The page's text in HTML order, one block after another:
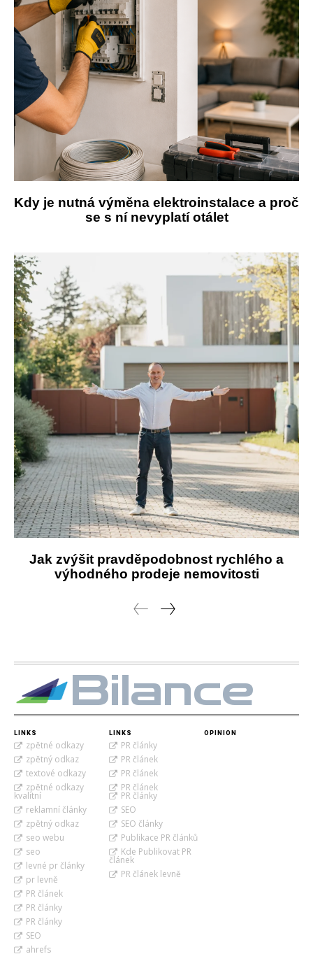
Kdy je nutná výměna elektroinstalace a proč
se s ní nevyplatí otálet
Jak zvýšit pravděpodobnost rychlého a
výhodného prodeje nemovitosti
Bilance
LINKS
zpětné odkazy
zpětný odkaz
textové odkazy
zpětné odkazy
kvalitní
reklamní články
zpětný odkaz
seo webu
seo
levné pr články
pr levně
PR článek
PR články
PR články
SEO
ahrefs
LINKS
PR články
PR článek
PR článek
PR článek
PR články
SEO
SEO články
Publikace PR článků
Kde Publikovat PR
článek
PR článek levně
OPINION